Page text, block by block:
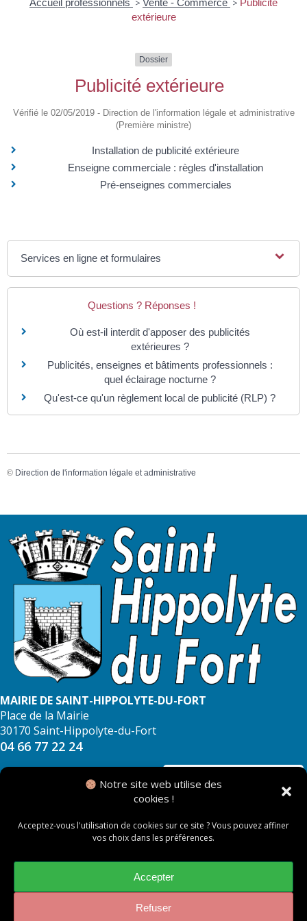
Notre site web utilise des
cookies !
Acceptez-vous l'utilisation de cookies sur ce site ? Vous pouvez affiner
vos choix dans les préférences.
Accepter
Refuser
Accueil professionnels > Vente - Commerce > Publicité
extérieure
Dossier
Publicité extérieure
Vérifié le 02/05/2019 - Direction de l'information légale et administrative
(Première ministre)
Installation de publicité extérieure
Enseigne commerciale : règles d'installation
Pré-enseignes commerciales
Services en ligne et formulaires
Questions ? Réponses !
Où est-il interdit d'apposer des publicités
extérieures ?
Publicités, enseignes et bâtiments professionnels :
quel éclairage nocturne ?
Qu'est-ce qu'un règlement local de publicité (RLP) ?
© Direction de l'information légale et administrative
MAIRIE DE SAINT-HIPPOLYTE-DU-FORT
Place de la Mairie
30170 Saint-Hippolyte-du-Fort
04 66 77 22 24
NOUS CONTACTER
Mentions légales
Politique des cookies